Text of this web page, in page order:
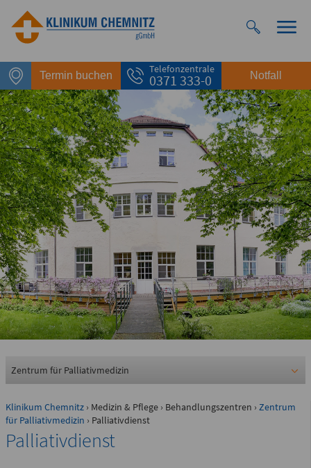
Termin buchen
Telefonzentrale
0371 333-0 Notfall
Notfall
Rettungsdienst
112
Giftnotruf
0361 730730
116117
Psychiatrische Notfallaufnahme
Klinikum Chemnitz › Medizin & Pflege › Behandlungszentren › Zentrum
für Palliativmedizin › Palliativdienst
Palliativdienst
Zentrum für Palliativmedizin